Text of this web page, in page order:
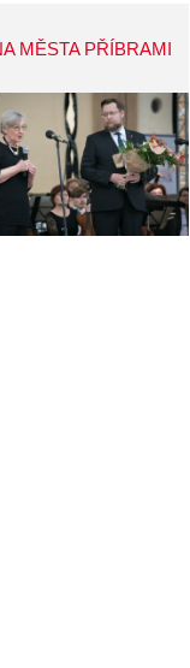
MĚSTA PŘÍBRAMI